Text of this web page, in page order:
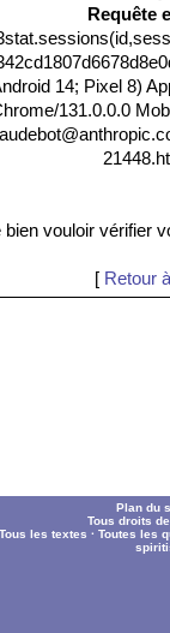
Requête
14; Pixel 8)
131.0.0.0
bien vouloir vérifier
[ Retour
Plan du
Tous droits
Tous les textes ·Toutes les